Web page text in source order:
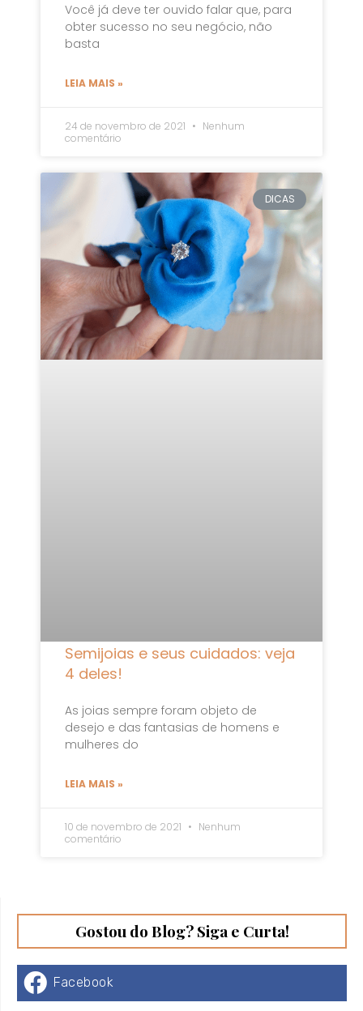
Você já deve ter ouvido falar que, para
obter sucesso no seu negócio, não
basta
LEIA MAIS »
24 de novembro de 2021
Nenhum
comentário
DICAS
Semijoias e seus cuidados: veja
4 deles!
As joias sempre foram objeto de
desejo e das fantasias de homens e
mulheres do
LEIA MAIS »
10 de novembro de 2021
Nenhum
comentário
Gostou do Blog? Siga e Curta!
Facebook